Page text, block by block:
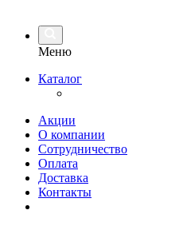
Меню
Каталог
Акции
О компании
Сотрудничество
Оплата
Доставка
Контакты